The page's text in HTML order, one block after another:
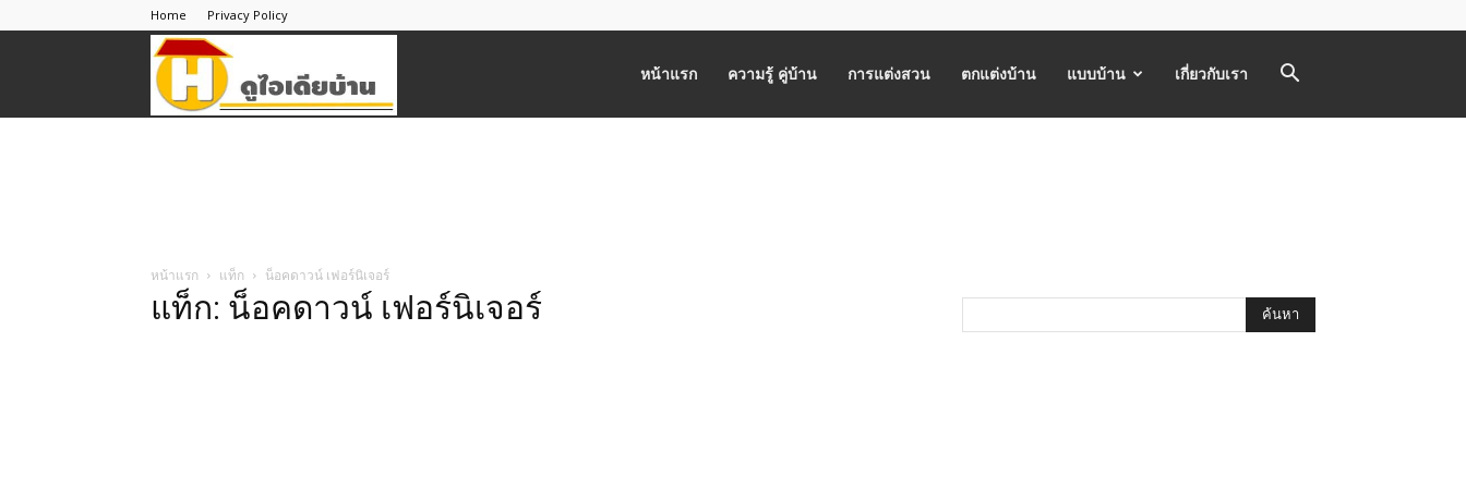
Home Privacy Policy
หน้าแรก ความรู้ คู่บ้าน การแต่งสวน ตกแต่งบ้าน แบบบ้าน เกี่ยวกับเรา
หน้าแรก แท็ก น็อคดาวน์ เฟอร์นิเจอร์
แท็ก: น็อคดาวน์ เฟอร์นิเจอร์